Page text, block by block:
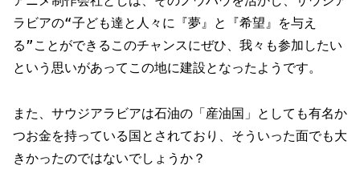
ラビアの“子ども達と人々に『夢』と『希望』を与え
る”ことができるこのチャンスにぜひ、我々も参加したい
という思いがあってこの地に建設となったようです。
また、サウジアラビアは石油の「産油国」としても有名か
つお金を持っている国とされており、そういった面でも大
きかったのではないでしょうか？